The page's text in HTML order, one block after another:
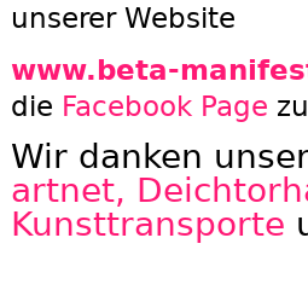
unserer Website
www.beta-
die Facebook Page
Wir danken
artnet,
Kunsttransporte